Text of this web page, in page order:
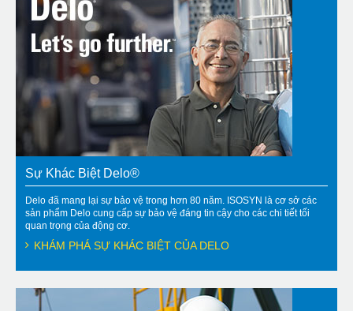
Sự Khác Biệt Delo®
Delo đã mang lại sự bảo vệ trong hơn 80 năm. ISOSYN là cơ sở các
sản phẩm Delo cung cấp sự bảo vệ đáng tin cậy cho các chi tiết tối
quan trọng của động cơ.
KHÁM PHÁ SỰ KHÁC BIỆT CỦA DELO